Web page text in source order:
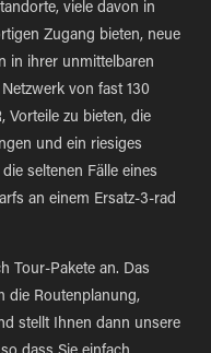
viele davon in
Zugang bieten, neue
in ihrer unmittelbaren
von fast 130
Vorteile zu bieten, die
und ein riesiges
seltenen Fälle eines
an einem Ersatz-3-rad
Tour-Pakete an. Das
die Routenplanung,
stellt Ihnen dann unsere